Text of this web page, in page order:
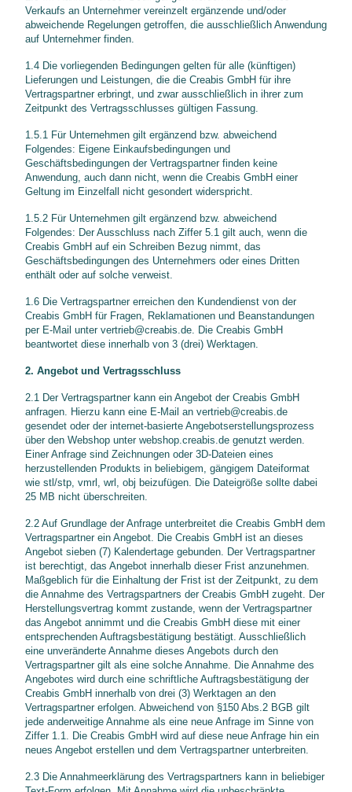
Verkaufs an Unternehmer vereinzelt ergänzende und/oder
abweichende Regelungen getroffen, die ausschließlich Anwendung
auf Unternehmer finden.
1.4 Die vorliegenden Bedingungen gelten für alle (künftigen)
Lieferungen und Leistungen, die die Creabis GmbH für ihre
Vertragspartner erbringt, und zwar ausschließlich in ihrer zum
Zeitpunkt des Vertragsschlusses gültigen Fassung.
1.5.1 Für Unternehmen gilt ergänzend bzw. abweichend
Folgendes: Eigene Einkaufsbedingungen und
Geschäftsbedingungen der Vertragspartner finden keine
Anwendung, auch dann nicht, wenn die Creabis GmbH einer
Geltung im Einzelfall nicht gesondert widerspricht.
1.5.2 Für Unternehmen gilt ergänzend bzw. abweichend
Folgendes: Der Ausschluss nach Ziffer 5.1 gilt auch, wenn die
Creabis GmbH auf ein Schreiben Bezug nimmt, das
Geschäftsbedingungen des Unternehmers oder eines Dritten
enthält oder auf solche verweist.
1.6 Die Vertragspartner erreichen den Kundendienst von der
Creabis GmbH für Fragen, Reklamationen und Beanstandungen
per E-Mail unter vertrieb@creabis.de. Die Creabis GmbH
beantwortet diese innerhalb von 3 (drei) Werktagen.
2. Angebot und Vertragsschluss
2.1 Der Vertragspartner kann ein Angebot der Creabis GmbH
anfragen. Hierzu kann eine E-Mail an vertrieb@creabis.de
gesendet oder der internet-basierte Angebotserstellungsprozess
über den Webshop unter webshop.creabis.de genutzt werden.
Einer Anfrage sind Zeichnungen oder 3D-Dateien eines
herzustellenden Produkts in beliebigem, gängigem Dateiformat
wie stl/stp, vmrl, wrl, obj beizufügen. Die Dateigröße sollte dabei
25 MB nicht überschreiten.
2.2 Auf Grundlage der Anfrage unterbreitet die Creabis GmbH dem
Vertragspartner ein Angebot. Die Creabis GmbH ist an dieses
Angebot sieben (7) Kalendertage gebunden. Der Vertragspartner
ist berechtigt, das Angebot innerhalb dieser Frist anzunehmen.
Maßgeblich für die Einhaltung der Frist ist der Zeitpunkt, zu dem
die Annahme des Vertragspartners der Creabis GmbH zugeht. Der
Herstellungsvertrag kommt zustande, wenn der Vertragspartner
das Angebot annimmt und die Creabis GmbH diese mit einer
entsprechenden Auftragsbestätigung bestätigt. Ausschließlich
eine unveränderte Annahme dieses Angebots durch den
Vertragspartner gilt als eine solche Annahme. Die Annahme des
Angebotes wird durch eine schriftliche Auftragsbestätigung der
Creabis GmbH innerhalb von drei (3) Werktagen an den
Vertragspartner erfolgen. Abweichend von §150 Abs.2 BGB gilt
jede anderweitige Annahme als eine neue Anfrage im Sinne von
Ziffer 1.1. Die Creabis GmbH wird auf diese neue Anfrage hin ein
neues Angebot erstellen und dem Vertragspartner unterbreiten.
2.3 Die Annahmeerklärung des Vertragspartners kann in beliebiger